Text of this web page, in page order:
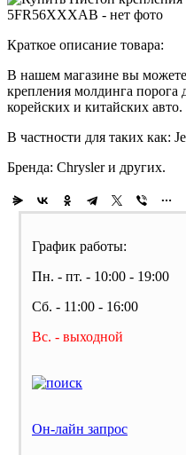
Краткое описание товара:
В нашем магазине вы
крепления молдинга порога
корейских и китайских авто.
В частности для таких как:
Бренда: Chrysler и других.
График работы:
Пн. - пт. - 10:00 - 19:00
Сб. - 11:00 - 16:00
Вс. - выходной
Он-лайн запрос